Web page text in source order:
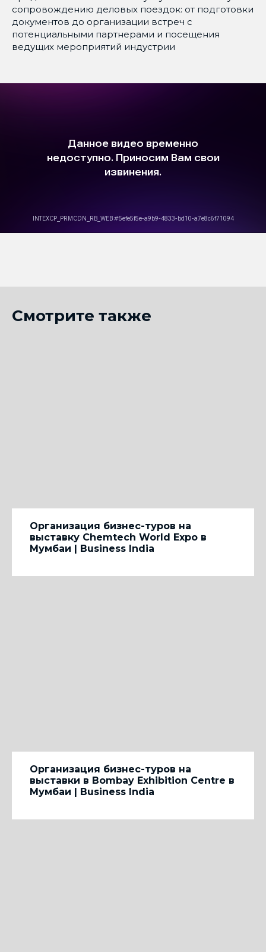
сопровождению деловых поездок: от подготовки
документов до организации встреч с
потенциальными партнерами и посещения
ведущих мероприятий индустрии
Смотрите также
Организация бизнес-туров на
выставку Chemtech World Expo в
Мумбаи | Business India
Организация бизнес-туров на
выставки в Bombay Exhibition Centre в
Мумбаи | Business India